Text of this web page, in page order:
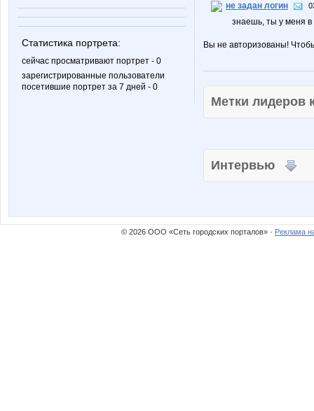
Статистика портрета:
сейчас просматривают портрет - 0
зарегистрированные пользователи
посетившие портрет за 7 дней - 0
не задан логин
знаешь, ты у меня в
Вы не авторизованы!
Метки
Интервью
© 2026 ООО «Сеть городских порталов» · Реклама